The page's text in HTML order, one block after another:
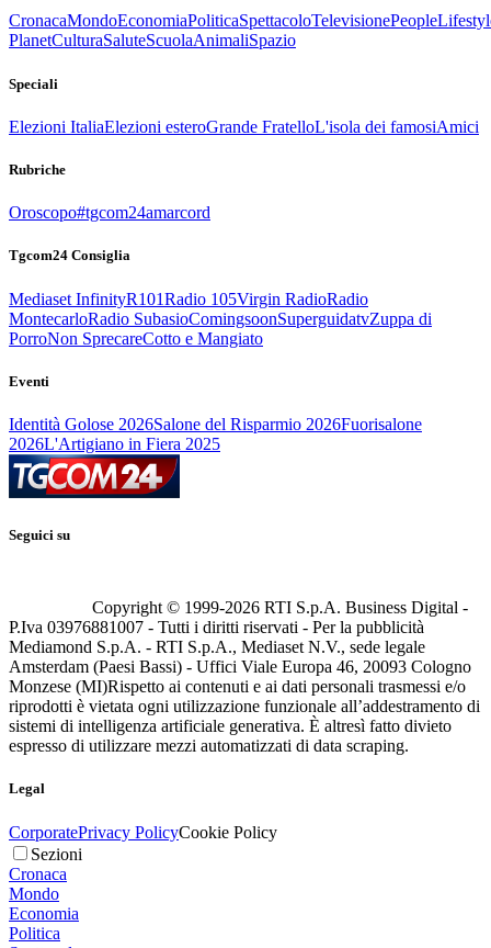
CronacaMondoEconomiaPoliticaSpettacoloTelevisionePeople
PlanetCulturaSaluteScuolaAnimaliSpazio
Speciali
Elezioni ItaliaElezioni esteroGrande FratelloL'isola dei famosiAmici
Rubriche
Oroscopo#tgcom24amarcord
Tgcom24 Consiglia
Mediaset InfinityR101Radio 105Virgin RadioRadio
MontecarloRadio SubasioComingsoonSuperguidatvZuppa di
PorroNon SprecareCotto e Mangiato
Eventi
Identità Golose 2026Salone del Risparmio 2026Fuorisalone
2026L'Artigiano in Fiera 2025
Seguici su
Copyright © 1999-2026 RTI S.p.A. Business Digital -
P.Iva 03976881007 - Tutti i diritti riservati - Per la pubblicità
Mediamond S.p.A. - RTI S.p.A., Mediaset N.V., sede legale
Amsterdam (Paesi Bassi) - Uffici Viale Europa 46, 20093 Cologno
Monzese (MI)Rispetto ai contenuti e ai dati personali trasmessi e/o
riprodotti è vietata ogni utilizzazione funzionale all’addestramento di
sistemi di intelligenza artificiale generativa. È altresì fatto divieto
espresso di utilizzare mezzi automatizzati di data scraping.
Legal
CorporatePrivacy PolicyCookie Policy
Sezioni
Cronaca
Mondo
Economia
Politica